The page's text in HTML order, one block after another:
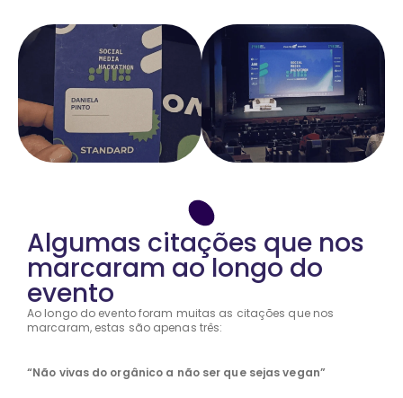
Algumas citações que nos
marcaram ao longo do
evento
Ao longo do evento foram muitas as citações que nos
marcaram, estas são apenas três:
“Não vivas do orgânico a não ser que sejas vegan”